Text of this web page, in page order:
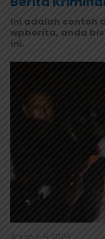
Ini adalah contoh
wpberita, anda
ini.